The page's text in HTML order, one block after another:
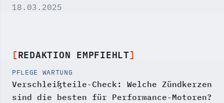
18.03.2025
REDAKTION EMPFIEHLT
PFLEGE WARTUNG
Verschleißteile-Check: Welche Zündkerzen
sind die besten für Performance-Motoren?